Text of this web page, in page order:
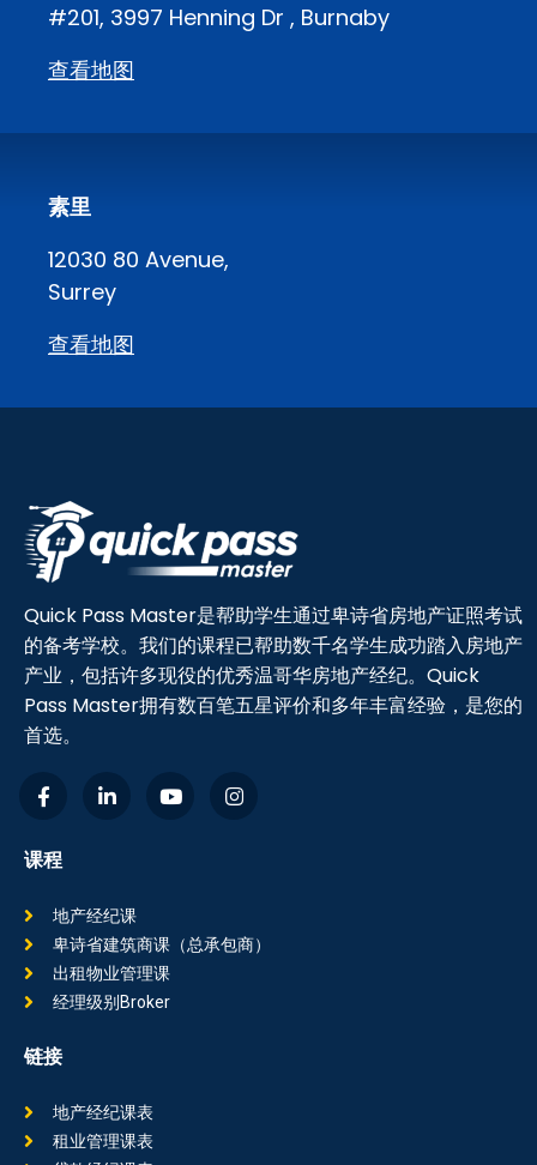
#201, 3997 Henning Dr , Burnaby
查看地图
素里
12030 80 Avenue,
Surrey
查看地图
Quick Pass Master是帮助学生通过卑诗省房地产证照考试
的备考学校。我们的课程已帮助数千名学生成功踏入房地产
产业，包括许多现役的优秀温哥华房地产经纪。Quick
Pass Master拥有数百笔五星评价和多年丰富经验，是您的
首选。
课程
地产经纪课
卑诗省建筑商课（总承包商）
出租物业管理课
经理级别Broker
链接
地产经纪课表
租业管理课表